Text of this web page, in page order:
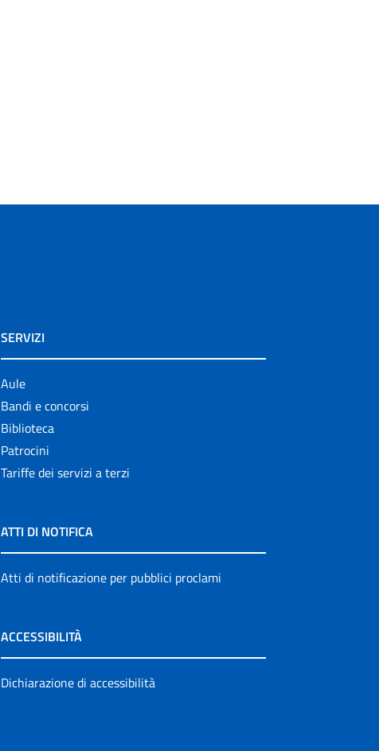
SERVIZI
Aule
Bandi e concorsi
Biblioteca
Patrocini
Tariffe dei servizi a terzi
ATTI DI NOTIFICA
Atti di notificazione per pubblici proclami
ACCESSIBILITÀ
Dichiarazione di accessibilità